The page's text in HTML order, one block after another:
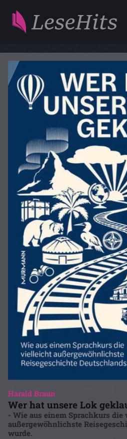
Harald Braun
Wer hat unsere Lok
- Wie aus einem Sprachkurs
außergewöhnlichste
wurde.